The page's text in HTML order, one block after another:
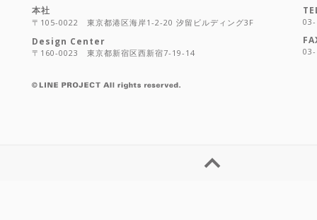
本社
〒105-0022 東京都港区海岸1-2-20 汐留ビルディング3F
Design Center
〒160-0023 東京都新宿区西新宿7-19-14